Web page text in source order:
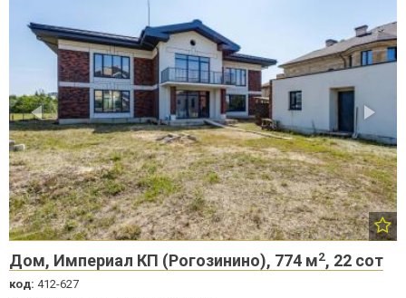
Дом, Империал КП (Рогозинино), 774 м2, 22 сот
код: 412-627